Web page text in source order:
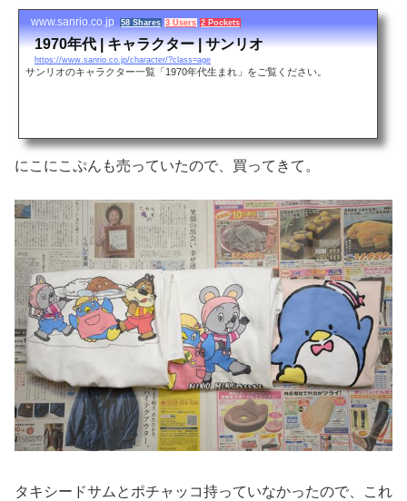
www.sanrio.co.jp 58 Shares 3 Users 2 Pockets
1970年代 | キャラクター | サンリオ
https://www.sanrio.co.jp/character/?class=age
サンリオのキャラクター一覧「1970年代生まれ」をご覧ください。
にこにこぷんも売っていたので、買ってきて。
タキシードサムとポチャッコ持っていなかったので、これ